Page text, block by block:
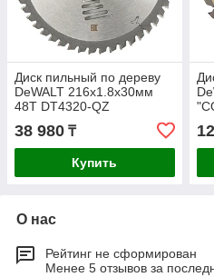
Диск пильный по дереву
DeWALT 216х1.8х30мм
48T DT4320-QZ
38 980 ₸
Купить
О нас
Рейтинг не сформирован
Менее 5 отзывов за